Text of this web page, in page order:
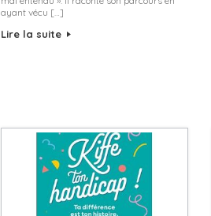
ayant vécu […]
Lire la suite